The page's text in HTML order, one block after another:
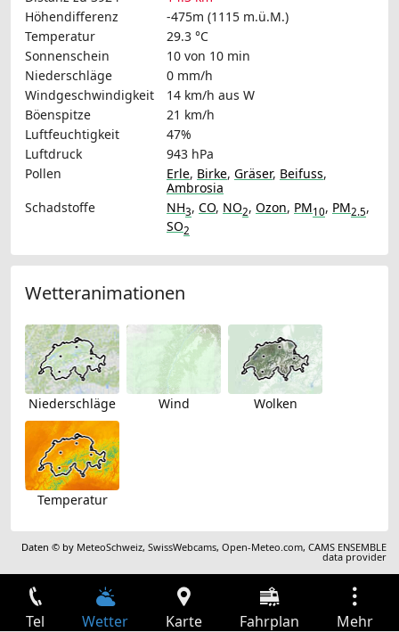
Höhendifferenz
-475m (1115 m.ü.M.)
Temperatur
29.3 °C
Sonnenschein
10 von 10 min
Niederschläge
0 mm/h
Windgeschwindigkeit
14 km/h aus W
Böenspitze
21 km/h
Luftfeuchtigkeit
47%
Luftdruck
943 hPa
Pollen
Erle, Birke, Gräser, Beifuss,
Ambrosia
Schadstoffe
NH3, CO, NO2, Ozon, PM10, PM2.5,
SO2
Wetteranimationen
Niederschläge Wind Wolken
Temperatur
Daten © by MeteoSchweiz,SwissWebcams,Open-Meteo.com,CAMS ENSEMBLE
data provider
Tel Wetter Karte Fahrplan Mehr